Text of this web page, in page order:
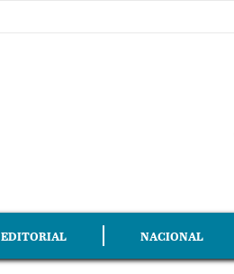
EDITORIAL NACIONAL